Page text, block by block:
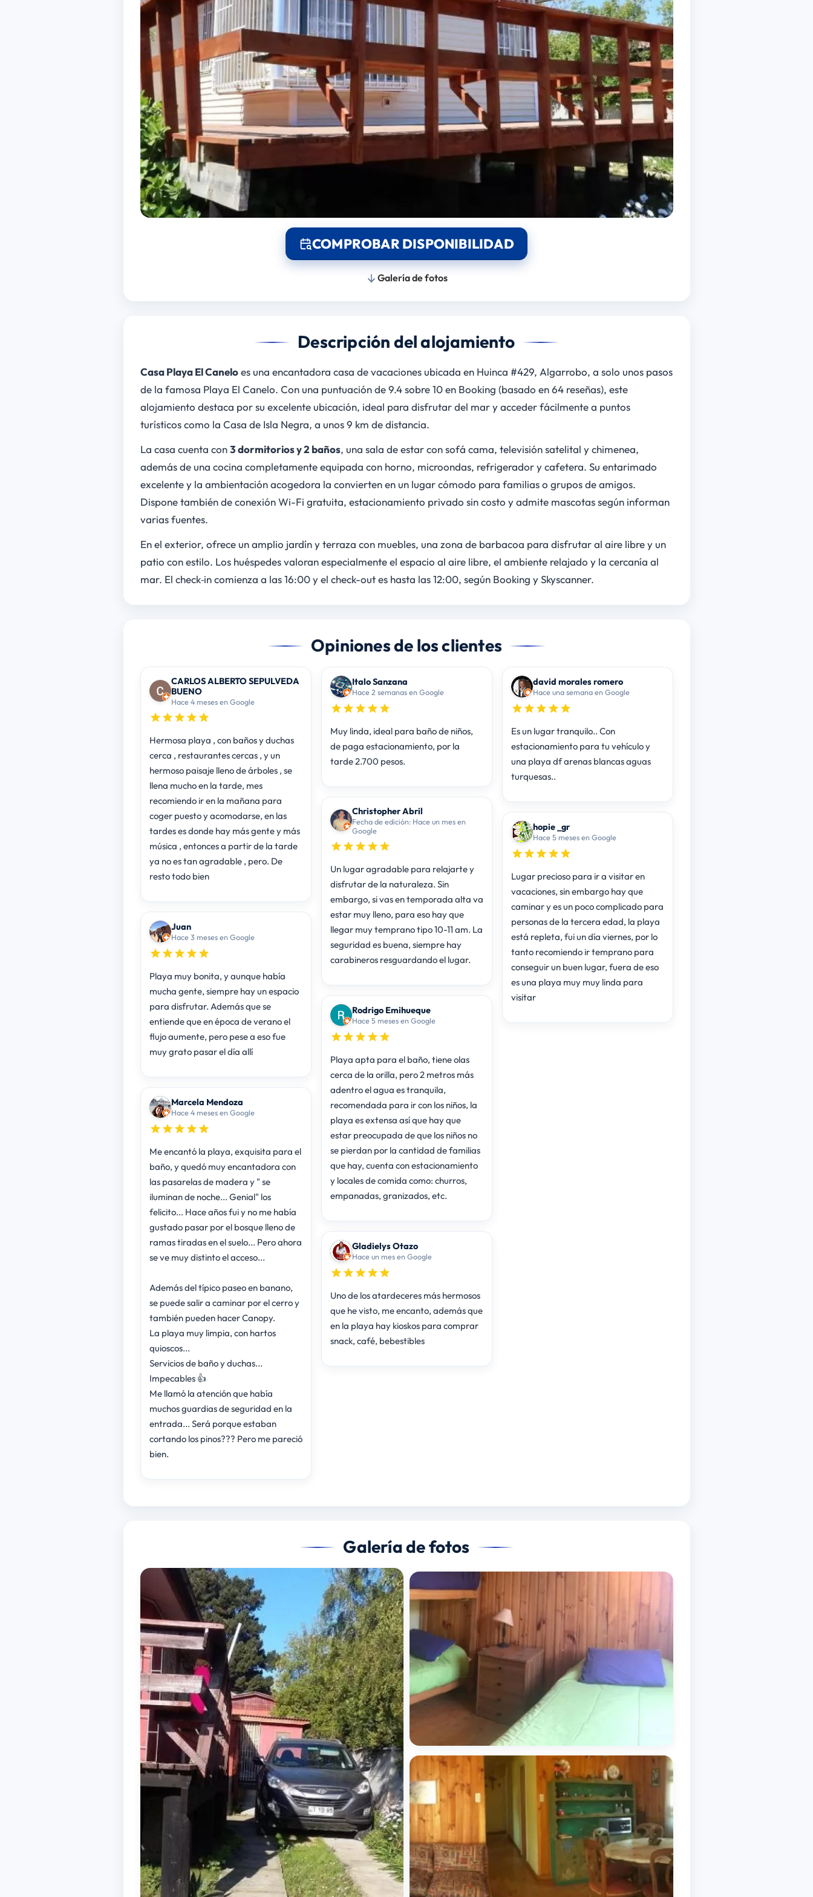
COMPROBAR DISPONIBILIDAD
Galería de fotos
Descripción del alojamiento
Casa Playa El Caneloes una encantadora casa de vacaciones ubicada en Huinca #429, Algarrobo, a solo unos pasos
de la famosa Playa El Canelo. Con una puntuación de 9.4 sobre 10 en Booking (basado en 64 reseñas), este
alojamiento destaca por su excelente ubicación, ideal para disfrutar del mar y acceder fácilmente a puntos
turísticos como la Casa de Isla Negra, a unos 9 km de distancia.
La casa cuenta con3 dormitorios y 2 baños, una sala de estar con sofá cama, televisión satelital y chimenea,
además de una cocina completamente equipada con horno, microondas, refrigerador y cafetera. Su entarimado
excelente y la ambientación acogedora la convierten en un lugar cómodo para familias o grupos de amigos.
Dispone también de conexión Wi-Fi gratuita, estacionamiento privado sin costo y admite mascotas según informan
varias fuentes.
En el exterior, ofrece un amplio jardín y terraza con muebles, una zona de barbacoa para disfrutar al aire libre y un
patio con estilo. Los huéspedes valoran especialmente el espacio al aire libre, el ambiente relajado y la cercanía al
mar. El check‑in comienza a las 16:00 y el check-out es hasta las 12:00, según Booking y Skyscanner.
Opiniones de los clientes
CARLOS ALBERTO SEPULVEDA
BUENO
Hace 4 meses en Google
Hermosa playa , con baños y duchas
cerca , restaurantes cercas , y un
hermoso paisaje lleno de árboles , se
llena mucho en la tarde, mes
recomiendo ir en la mañana para
coger puesto y acomodarse, en las
tardes es donde hay más gente y más
música , entonces a partir de la tarde
ya no es tan agradable , pero. De
resto todo bien
Juan
Hace 3 meses en Google
Playa muy bonita, y aunque había
mucha gente, siempre hay un espacio
para disfrutar. Además que se
entiende que en época de verano el
flujo aumente, pero pese a eso fue
muy grato pasar el día allí
Marcela Mendoza
Hace 4 meses en Google
Me encantó la playa, exquisita para el
baño, y quedó muy encantadora con
las pasarelas de madera y " se
iluminan de noche... Genial" los
felicito... Hace años fui y no me había
gustado pasar por el bosque lleno de
ramas tiradas en el suelo... Pero ahora
se ve muy distinto el acceso...
Además del típico paseo en banano,
se puede salir a caminar por el cerro y
también pueden hacer Canopy.
La playa muy limpia, con hartos
quioscos...
Servicios de baño y duchas...
Impecables 👍
Me llamó la atención que había
muchos guardias de seguridad en la
entrada... Será porque estaban
cortando los pinos??? Pero me pareció
bien.
Italo Sanzana
Hace 2 semanas en Google
Muy linda, ideal para baño de niños,
de paga estacionamiento, por la
tarde 2.700 pesos.
Christopher Abril
Fecha de edición: Hace un mes en
Google
Un lugar agradable para relajarte y
disfrutar de la naturaleza. Sin
embargo, si vas en temporada alta va
estar muy lleno, para eso hay que
llegar muy temprano tipo 10-11 am. La
seguridad es buena, siempre hay
carabineros resguardando el lugar.
Rodrigo Emihueque
Hace 5 meses en Google
Playa apta para el baño, tiene olas
cerca de la orilla, pero 2 metros más
adentro el agua es tranquila,
recomendada para ir con los niños, la
playa es extensa así que hay que
estar preocupada de que los niños no
se pierdan por la cantidad de familias
que hay, cuenta con estacionamiento
y locales de comida como: churros,
empanadas, granizados, etc.
Gladielys Otazo
Hace un mes en Google
Uno de los atardeceres más hermosos
que he visto, me encanto, además que
en la playa hay kioskos para comprar
snack, café, bebestibles
david morales romero
Hace una semana en Google
Es un lugar tranquilo.. Con
estacionamiento para tu vehículo y
una playa df arenas blancas aguas
turquesas..
hopie _gr
Hace 5 meses en Google
Lugar precioso para ir a visitar en
vacaciones, sin embargo hay que
caminar y es un poco complicado para
personas de la tercera edad, la playa
está repleta, fui un día viernes, por lo
tanto recomiendo ir temprano para
conseguir un buen lugar, fuera de eso
es una playa muy muy linda para
visitar
Galería de fotos